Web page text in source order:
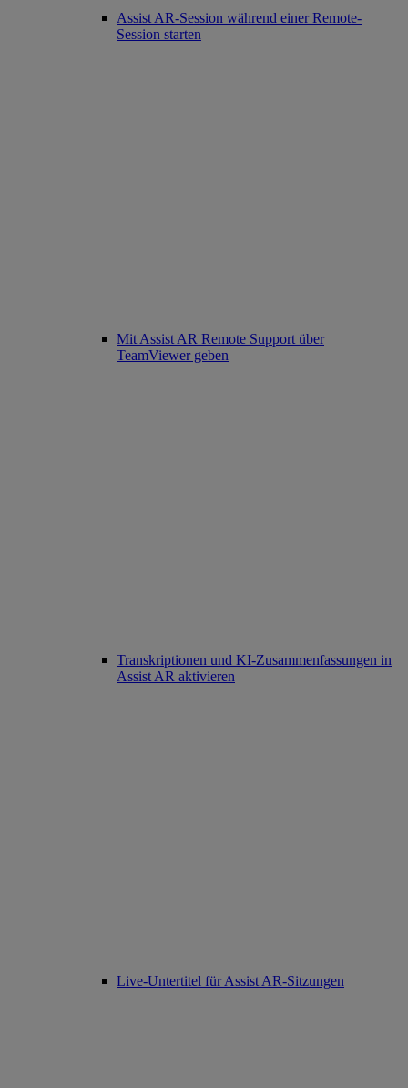
Assist AR-Session während einer Remote-
Session starten
Mit Assist AR Remote Support über
TeamViewer geben
Transkriptionen und KI-Zusammenfassungen in
Assist AR aktivieren
Live-Untertitel für Assist AR-Sitzungen